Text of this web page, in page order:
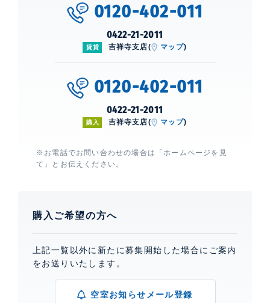
0120-402-011
0422-21-2011
賃貸 吉祥寺支店( マップ)
0120-402-011
0422-21-2011
購入 吉祥寺支店( マップ)
※お電話でお問い合わせの場合は「ホームページを見
て」とお伝えください。
購入ご希望の方へ
上記一覧以外に新たに募集開始した場合にご案内
をお送りいたします。
空室お知らせメール登録